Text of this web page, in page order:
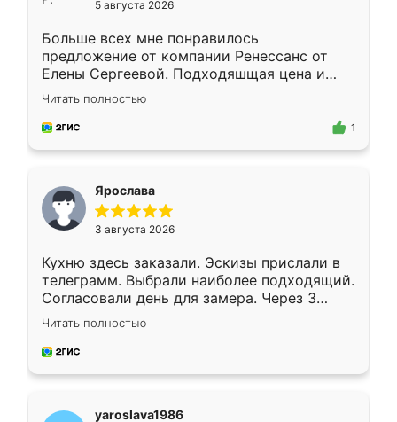
5 августа 2026
Больше всех мне понравилось
предложение от компании Ренессанс от
Елены Сергеевой. Подходяшщая цена и
короткие сроки изготовления. Приехавший
для замера сотрудник Владислав
предложил по моему эскизу самый
Читать полностью
1
Ярослава
3 августа 2026
Кухню здесь заказали. Эскизы прислали в
телеграмм. Выбрали наиболее подходящий.
Согласовали день для замера. Через 3
недели кухня была уже готова. Остались
довольны работой. Спасибо Ренессанс
мебель за качественную работу!
Читать полностью
yaroslava1986